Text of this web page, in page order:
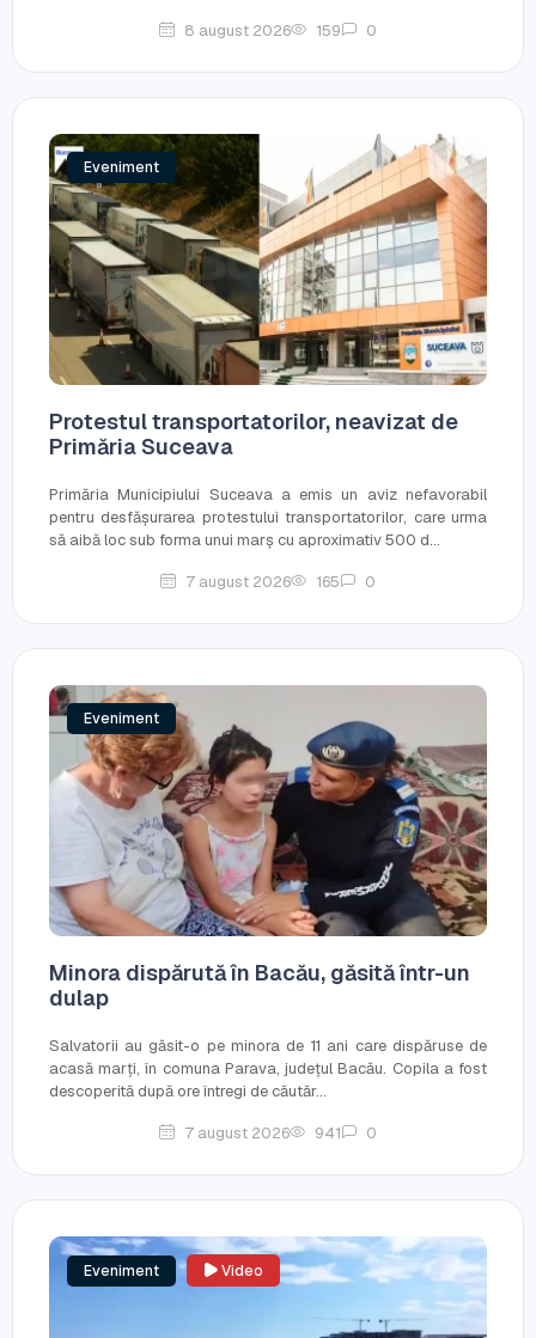
8 august 2026 159 0
Eveniment
Protestul transportatorilor, neavizat de
Primăria Suceava
Primăria Municipiului Suceava a emis un aviz nefavorabil
pentru desfășurarea protestului transportatorilor, care urma
să aibă loc sub forma unui marș cu aproximativ 500 d...
7 august 2026 165 0
Eveniment
Minora dispărută în Bacău, găsită într-un
dulap
Salvatorii au găsit-o pe minora de 11 ani care dispăruse de
acasă marți, în comuna Parava, județul Bacău. Copila a fost
descoperită după ore întregi de căutăr...
7 august 2026 941 0
Eveniment Video